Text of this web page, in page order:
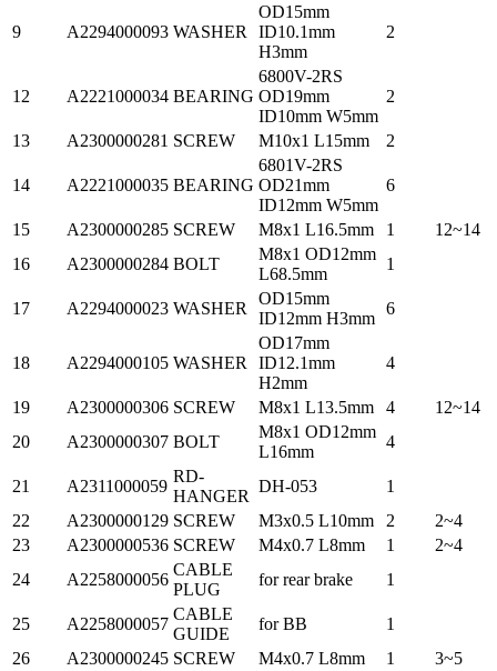
9 A2294000093 WASHER
OD15mm
ID10.1mm
H3mm
2
12 A2221000034 BEARING
6800V-2RS
OD19mm
ID10mm W5mm
2
13 A2300000281 SCREW M10x1 L15mm 2
14 A2221000035 BEARING
6801V-2RS
OD21mm
ID12mm W5mm
6
15 A2300000285 SCREW M8x1 L16.5mm 1
12~14
16
A2300000284 BOLT
M8x1 OD12mm
L68.5mm
1
17 A2294000023 WASHER
OD15mm
ID12mm H3mm
6
18 A2294000105 WASHER
OD17mm
ID12.1mm
H2mm
4
19 A2300000306 SCREW M8x1 L13.5mm 4
12~14
20
A2300000307 BOLT
M8x1 OD12mm
L16mm
4
21 A2311000059
RD-
HANGER
DH-053
1
22
A2300000129 SCREW M3x0.5 L10mm 2
2~4
23
A2300000536 SCREW M4x0.7 L8mm 1
2~4
24
A2258000056
CABLE
PLUG
for rear brake 1
25 A2258000057
CABLE
GUIDE
for BB
1
26
A2300000245 SCREW M4x0.7 L8mm 1
3~5